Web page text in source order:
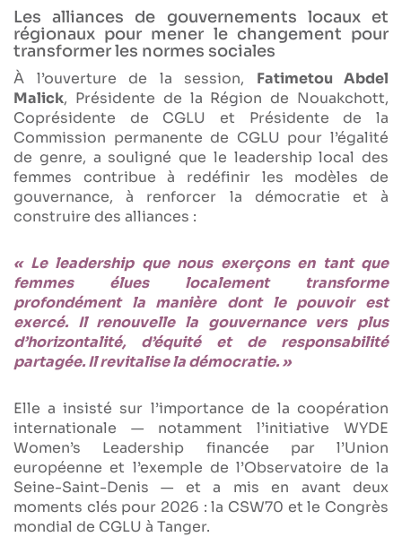
Les alliances de gouvernements locaux et
régionaux pour mener le changement pour
transformer les normes sociales
À l’ouverture de la session, Fatimetou Abdel
Malick, Présidente de la Région de Nouakchott,
Coprésidente de CGLU et Présidente de la
Commission permanente de CGLU pour l’égalité
de genre, a souligné que le leadership local des
femmes contribue à redéfinir les modèles de
gouvernance, à renforcer la démocratie et à
construire des alliances :
« Le leadership que nous exerçons en tant que
femmes élues localement transforme
profondément la manière dont le pouvoir est
exercé. Il renouvelle la gouvernance vers plus
d’horizontalité, d’équité et de responsabilité
partagée. Il revitalise la démocratie. »
Elle a insisté sur l’importance de la coopération
internationale — notamment l’initiative WYDE
Women’s Leadership financée par l’Union
européenne et l’exemple de l’Observatoire de la
Seine-Saint-Denis — et a mis en avant deux
moments clés pour 2026 : la CSW70 et le Congrès
mondial de CGLU à Tanger.